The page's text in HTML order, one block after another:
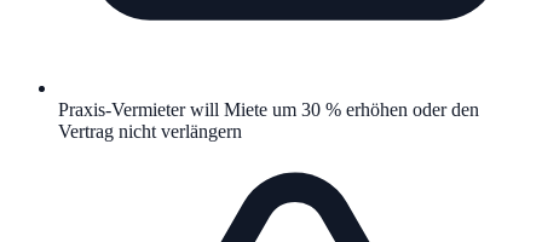
Praxis-Vermieter will Miete um 30 % erhöhen oder den
Vertrag nicht verlängern